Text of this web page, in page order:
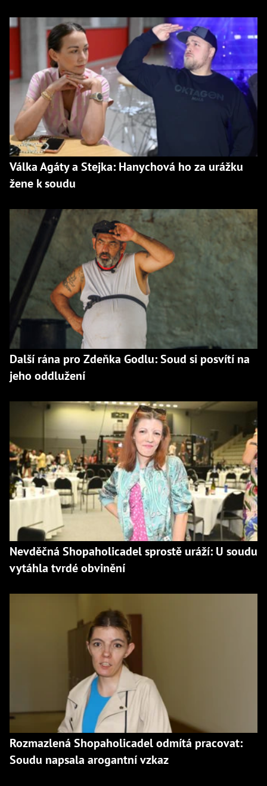
Válka Agáty a Stejka: Hanychová ho za urážku
žene k soudu
Další rána pro Zdeňka Godlu: Soud si posvítí na
jeho oddlužení
Nevděčná Shopaholicadel sprostě uráží: U soudu
vytáhla tvrdé obvinění
Rozmazlená Shopaholicadel odmítá pracovat:
Soudu napsala arogantní vzkaz